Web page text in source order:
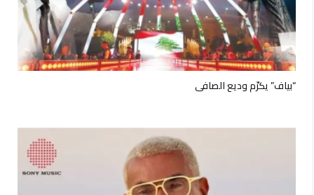
“بياف” يكرّم وديع الصافي